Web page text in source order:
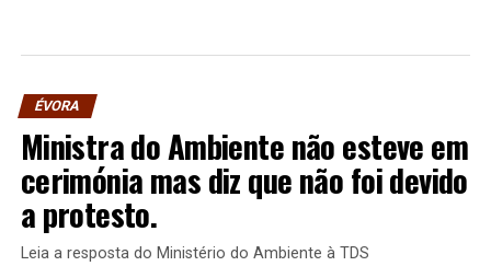
ÉVORA
Ministra do Ambiente não esteve em
cerimónia mas diz que não foi devido
a protesto.
Leia a resposta do Ministério do Ambiente à TDS